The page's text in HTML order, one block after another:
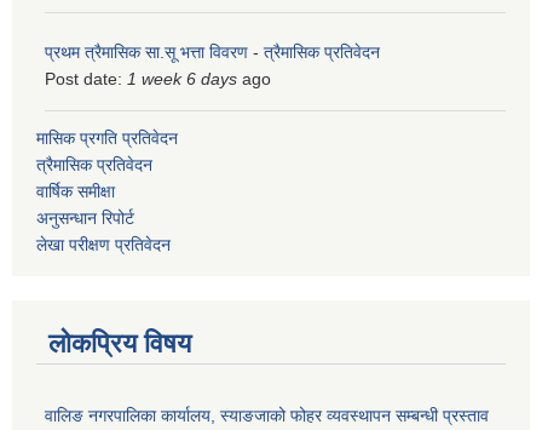
प्रथम त्रैमासिक सा.सू भत्ता विवरण - त्रैमासिक प्रतिवेदन
Post date: 1 week 6 days ago
मासिक प्रगति प्रतिवेदन
त्रैमासिक प्रतिवेदन
वार्षिक समीक्षा
अनुसन्धान रिपोर्ट
लेखा परीक्षण प्रतिवेदन
लोकप्रिय विषय
वालिङ नगरपालिका कार्यालय, स्याङजाको फोहर व्यवस्थापन सम्बन्धी प्रस्ताव